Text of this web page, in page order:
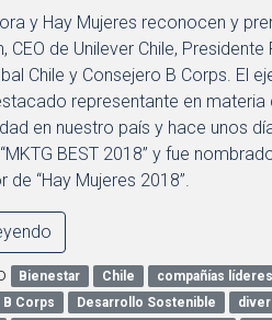
y Hay Mujeres reconocen y
CEO de Unilever Chile, Presidente
Chile y Consejero B Corps. El
representante en materia
en nuestro país y hace unos
BEST 2018” y fue
de “Hay Mujeres 2018”.
Bienestar Chile
compañías líderes
Corps
Desarrollo Sostenible